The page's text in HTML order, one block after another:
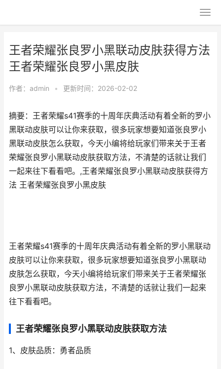
王者荣耀张良罗小黑联动皮肤获得方法
王者荣耀张良罗小黑皮肤
作者： admin • 更新时间：2026-02-02
摘要：王者荣耀s41赛季的十周年庆典活动有着全新的罗小
黑联动皮肤可以让你来获取，很多玩家想要知道张良罗小
黑联动皮肤怎么获取，今天小编将给玩家们带来关于王者
荣耀张良罗小黑联动皮肤获取方法，不清楚的话就让我们
一起来往下看看吧。,王者荣耀张良罗小黑联动皮肤获得方
法 王者荣耀张良罗小黑皮肤
王者荣耀s41赛季的十周年庆典活动有着全新的罗小黑联动
皮肤可以让你来获取，很多玩家想要知道张良罗小黑联动
皮肤怎么获取，今天小编将给玩家们带来关于王者荣耀张
良罗小黑联动皮肤获取方法，不清楚的话就让我们一起来
往下看看吧。
王者荣耀张良罗小黑联动皮肤获取方法
1、皮肤品质：勇者品质